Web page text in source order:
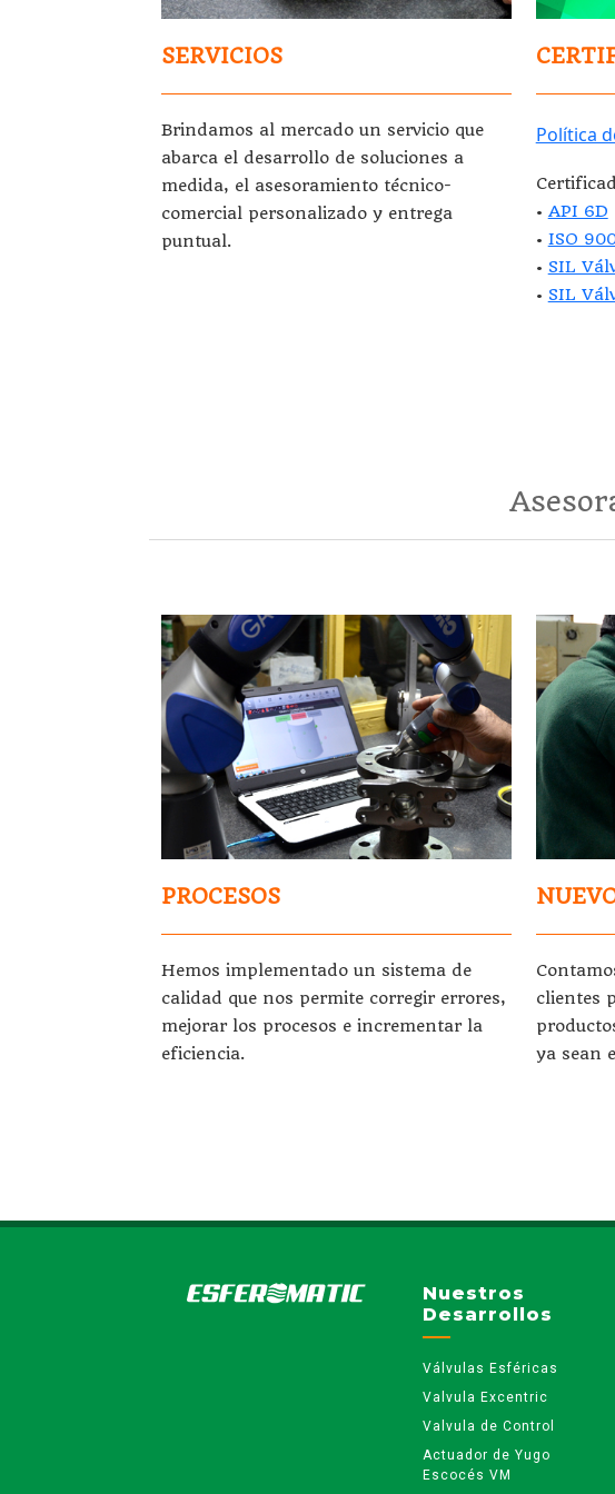
SERVICIOS
Brindamos al mercado un servicio que
abarca el desarrollo de soluciones a
medida, el asesoramiento técnico-
comercial personalizado y entrega
puntual.
Política
• API 6D
• ISO
• SIL
• SIL
PROCESOS
Hemos implementado un sistema de
calidad que nos permite corregir errores,
mejorar los procesos e incrementar la
eficiencia.
clientes
ya sean
Nuestros
Desarrollos
Válvulas Esféricas
Valvula Excentric
Valvula de Control
Actuador de Yugo
Escocés VM